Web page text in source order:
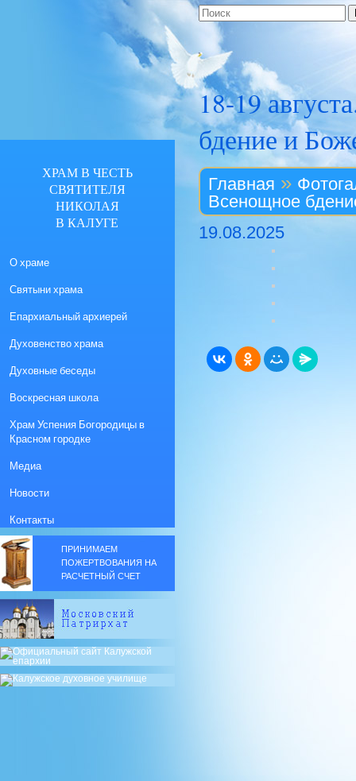
18-19
бдение и
Главная »
Всенощное
19.08.2025
ХРАМ В ЧЕСТЬ
СВЯТИТЕЛЯ
НИКОЛАЯ
В КАЛУГЕ
О храме
Святыни храма
Епархиальный архиерей
Духовенство храма
Духовные беседы
Воскресная школа
Храм Успения Богородицы в
Красном городке
Медиа
Новости
Контакты
ПРИНИМАЕМ
ПОЖЕРТВОВАНИЯ НА
РАСЧЕТНЫЙ СЧЕТ